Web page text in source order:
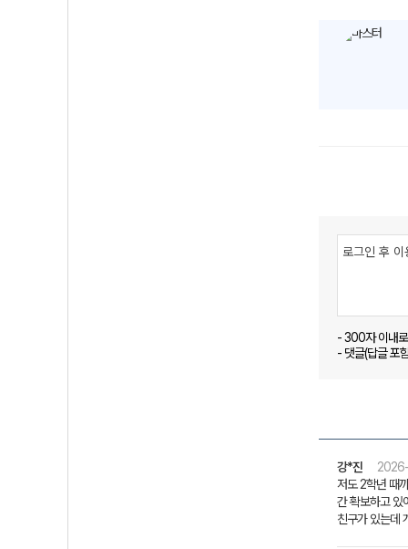
- 300자 이내
- 댓글(답글 포
강*진
저도 2학년 때
간 확보하고 있
친구가 있는데